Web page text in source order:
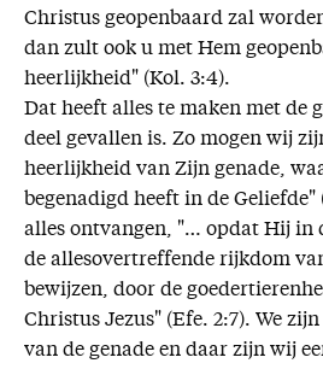
Christus geopenbaard zal
dan zult ook u met Hem
heerlijkheid" (Kol. 3:4).
Dat heeft alles te maken met de
deel gevallen is. Zo mogen wij
heerlijkheid van Zijn genade,
begenadigd heeft in de Geliefde"
alles ontvangen, "… opdat Hij in
de allesovertreffende rijkdom
bewijzen, door de
Christus Jezus" (Efe. 2:7). We
van de genade en daar zijn wij